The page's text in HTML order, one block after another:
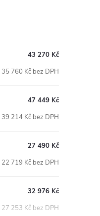
43 270 Kč
35 760 Kč bez DPH
47 449 Kč
39 214 Kč bez DPH
27 490 Kč
22 719 Kč bez DPH
32 976 Kč
27 253 Kč bez DPH